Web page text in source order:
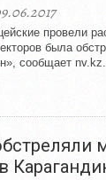
провели
была
сообщает